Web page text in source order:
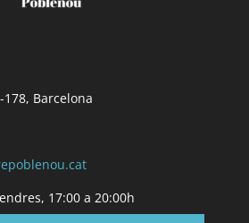
178, Barcelona
17:00 a 20:00h